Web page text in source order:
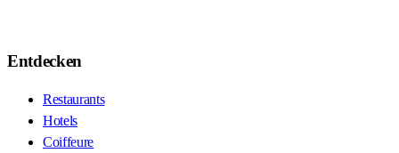
Entdecken
Restaurants
Hotels
Coiffeure